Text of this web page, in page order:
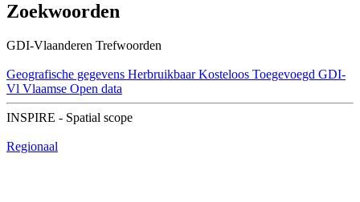
Zoekwoorden
GDI-Vlaanderen Trefwoorden
Geografische gegevens Herbruikbaar Kosteloos Toegevoegd GDI-
Vl Vlaamse Open data
INSPIRE - Spatial scope
Regionaal